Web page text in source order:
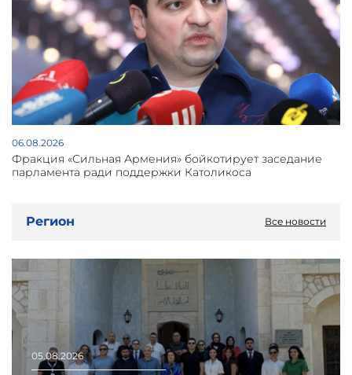
06.08.2026
Фракция «Сильная Армения» бойкотирует заседание
парламента ради поддержки Католикоса
Регион Все новости
05.08.2026